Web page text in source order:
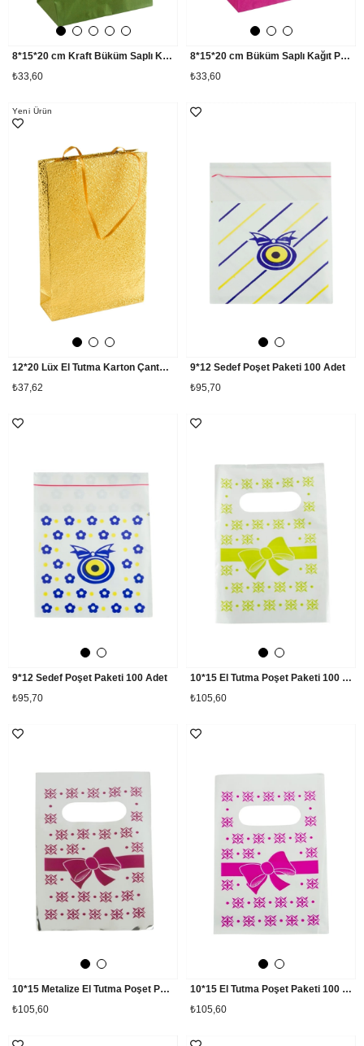
8*15*20 cm Kraft Büküm Saplı Kağıt Poşet 1 Adet
₺33,60
8*15*20 cm Büküm Saplı Kağıt Poşet 1 Adet
₺33,60
12*20 Lüx El Tutma Karton Çanta 1 Adet
₺37,62
Yeni Ürün
9*12 Sedef Poşet Paketi 100 Adet
₺95,70
9*12 Sedef Poşet Paketi 100 Adet
₺95,70
10*15 El Tutma Poşet Paketi 100 Adet
₺105,60
10*15 Metalize El Tutma Poşet Paketi 100 Adet
₺105,60
10*15 El Tutma Poşet Paketi 100 Adet
₺105,60